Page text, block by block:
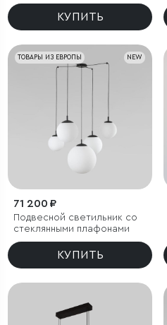
КУПИТЬ
NEW
ТОВАРЫ ИЗ ЕВРОПЫ
71 200 ₽
Подвесной светильник со
стеклянными плафонами
КУПИТЬ